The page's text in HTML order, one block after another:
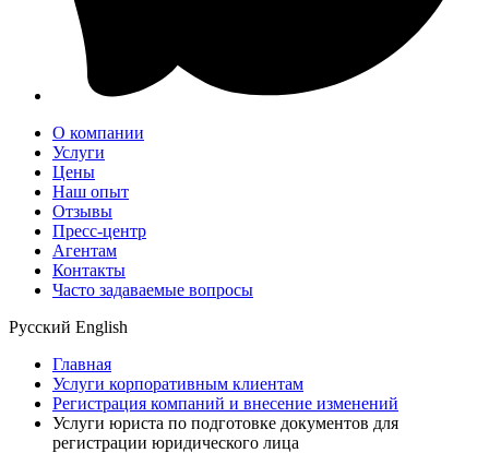
О компании
Услуги
Цены
Наш опыт
Отзывы
Пресс-центр
Агентам
Контакты
Часто задаваемые вопросы
Русский English
Главная
Услуги корпоративным клиентам
Регистрация компаний и внесение изменений
Услуги юриста по подготовке документов для
регистрации юридического лица